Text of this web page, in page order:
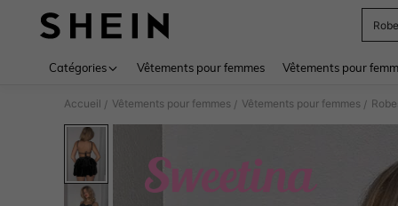
Catégories Vêtements pour femmes Vêtements pour
Accueil / Vêtements pour femmes / Vêtements pour femmes /